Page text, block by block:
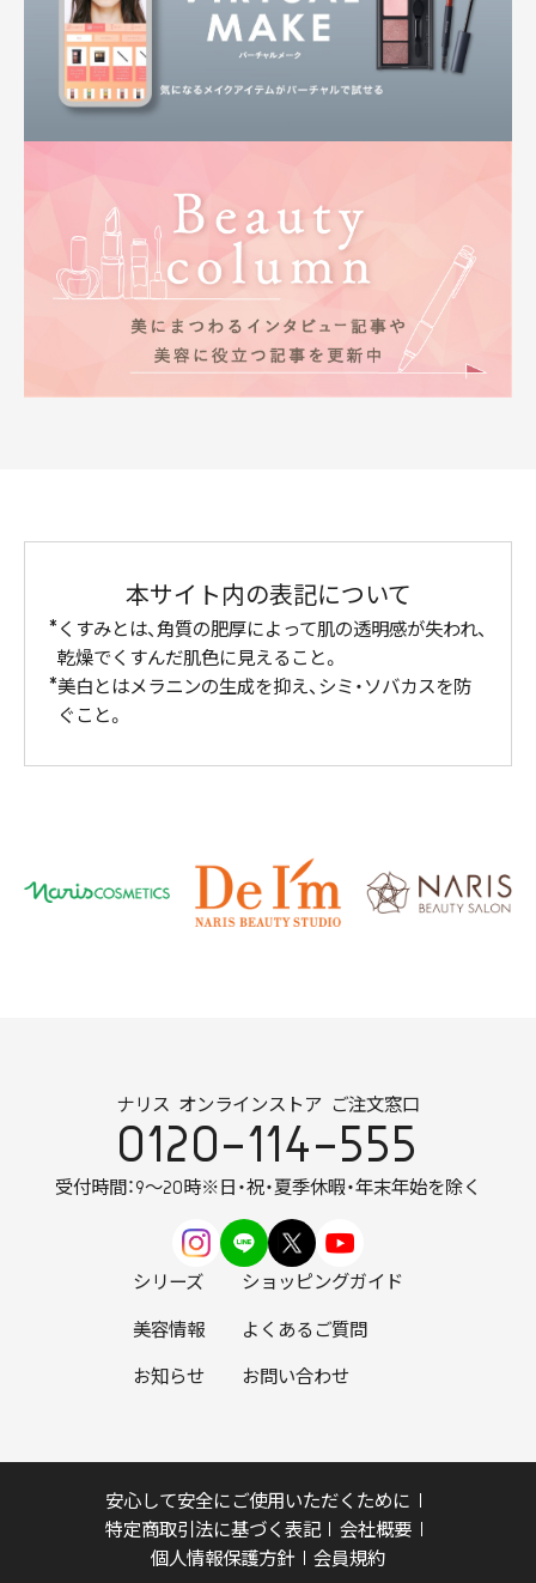
本サイト内の表記について
くすみとは、角質の肥厚によって肌の透明感が失われ、
乾燥でくすんだ肌色に見えること。
美白とはメラニンの生成を抑え、シミ・ソバカスを防
ぐこと。
ナリス オンラインストア ご注文窓口
0120-114-555
受付時間：9～20時※日・祝・夏季休暇・年末年始を除く
シリーズ ショッピングガイド
美容情報 よくあるご質問
お知らせ お問い合わせ
安心して安全にご使用いただくために
特定商取引法に基づく表記
会社概要
個人情報保護方針
会員規約